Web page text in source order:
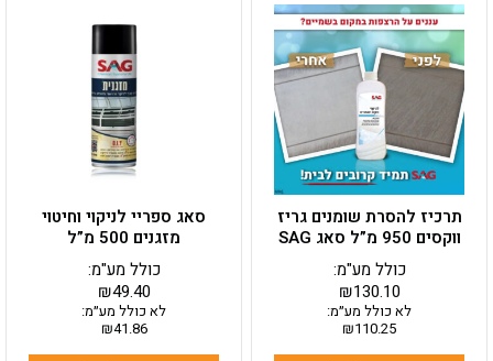
תרכיז להסרת שומנים גריז
ווקסים 950 מ”ל סאג SAG
₪130.10
כולל מע"מ:
לא כולל מע״מ:
₪110.25
סאג ספריי לניקוי וחיטוי
מזגנים 500 מ”ל
₪49.40
כולל מע"מ:
לא כולל מע״מ:
₪41.86